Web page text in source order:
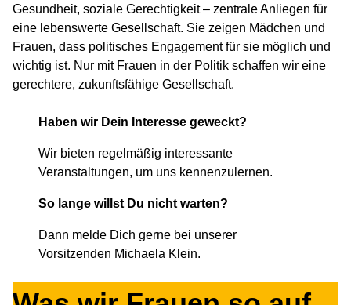
Gesundheit, soziale Gerechtigkeit – zentrale Anliegen für
eine lebenswerte Gesellschaft. Sie zeigen Mädchen und
Frauen, dass politisches Engagement für sie möglich und
wichtig ist. Nur mit Frauen in der Politik schaffen wir eine
gerechtere, zukunftsfähige Gesellschaft.
Haben wir Dein Interesse geweckt?
Wir bieten regelmäßig interessante
Veranstaltungen, um uns kennenzulernen.
So lange willst Du nicht warten?
Dann melde Dich gerne bei unserer
Vorsitzenden Michaela Klein.